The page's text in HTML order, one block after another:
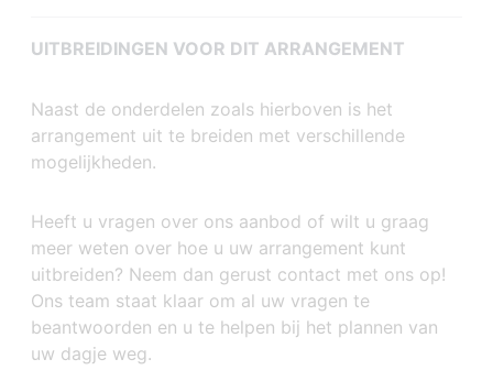
UITBREIDINGEN VOOR DIT ARRANGEMENT
Naast de onderdelen zoals hierboven is het
arrangement uit te breiden met verschillende
mogelijkheden.
Heeft u vragen over ons aanbod of wilt u graag
meer weten over hoe u uw arrangement kunt
uitbreiden? Neem dan gerust contact met ons op!
Ons team staat klaar om al uw vragen te
beantwoorden en u te helpen bij het plannen van
uw dagje weg.